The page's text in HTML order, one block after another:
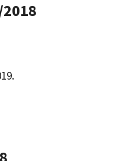
2018